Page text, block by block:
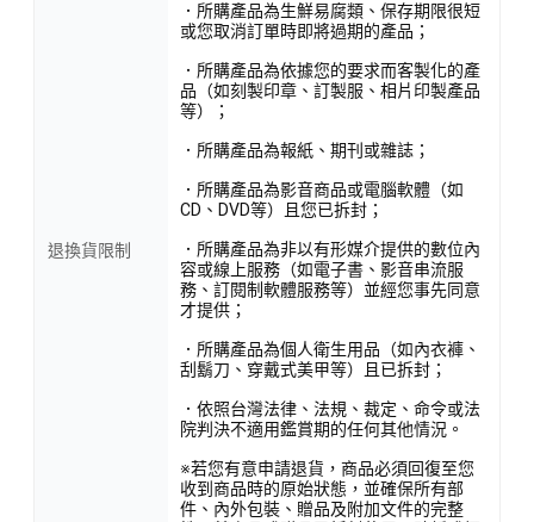
退換貨限制
．所購產品為生鮮易腐類、保存期限很短
或您取消訂單時即將過期的產品；
．所購產品為依據您的要求而客製化的產
品（如刻製印章、訂製服、相片印製產品
等）；
．所購產品為報紙、期刊或雜誌；
．所購產品為影音商品或電腦軟體（如
CD、DVD等）且您已拆封；
．所購產品為非以有形媒介提供的數位內
容或線上服務（如電子書、影音串流服
務、訂閱制軟體服務等）並經您事先同意
才提供；
．所購產品為個人衛生用品（如內衣褲、
刮鬍刀、穿戴式美甲等）且已拆封；
．依照台灣法律、法規、裁定、命令或法
院判決不適用鑑賞期的任何其他情況。
※若您有意申請退貨，商品必須回復至您
收到商品時的原始狀態，並確保所有部
件、內外包裝、贈品及附加文件的完整